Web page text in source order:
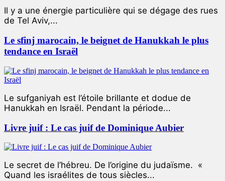
Il y a une énergie particulière qui se dégage des rues
de Tel Aviv,...
Le sfinj marocain, le beignet de Hanukkah le plus
tendance en Israël
Le sufganiyah est l’étoile brillante et dodue de
Hanukkah en Israël. Pendant la période...
Livre juif : Le cas juif de Dominique Aubier
Le secret de l’hébreu. De l’origine du judaïsme. «
Quand les israélites de tous siècles...